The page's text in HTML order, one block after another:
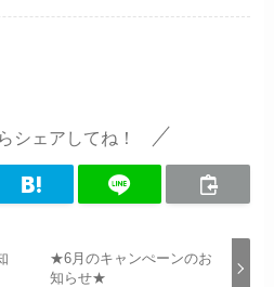
シェアしてね！
★6月のキャンぺーンのお
知らせ★